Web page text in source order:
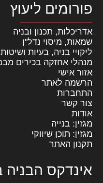
פורומים ליעוץ
אדריכלות, תכנון ובניה
שמאות, מיסוי נדל"ן
ליקויי בניה, בעיות
מנהלי אחזקה בכירים
אזור אישי
הרשמה לאתר
התחברות
צור קשר
אודות
מגזין: בנייה
מגזין: תוכן שיווקי
תקנון האתר
אינדקס הבניה